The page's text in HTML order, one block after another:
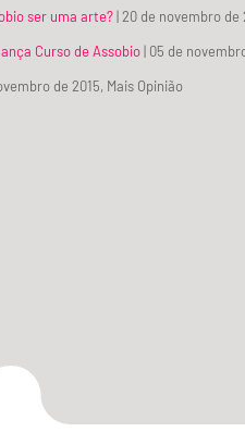
ser uma arte?| 20 de novembro de
Curso de Assobio| 05 de
de 2015, Mais Opinião